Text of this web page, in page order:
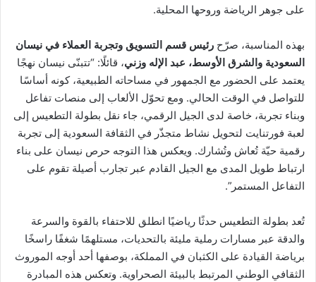
على جوهر الرياضة وروحها المحلية.
بهذه المناسبة، صرّح رئيس قسم التسويق وتجربة العملاء في نيسان
السعودية والشرق الأوسط، عبد الإله وزني، قائلًا: “تتبنّى نيسان نهجًا
يعتمد على الحضور مع الجمهور في مساحاته الطبيعية، كونه أساسًا
للتواصل في الوقت الحالي. ومع تحوّل الألعاب إلى منصات تفاعل
وبناء تجربة، خاصة لدى الجيل الرقمي، جاء نقل بطولة التطعيس إلى
لعبة فورتنايت لتحويل نشاط متجذّر في الثقافة السعودية إلى تجربة
رقمية حيّة تُعاش وتُشارك. ويعكس هذا التوجه حرص نيسان على بناء
ارتباط طويل المدى مع الجيل القادم عبر تجارب أصيلة تقوم على
التفاعل المستمر”.
تُعد بطولة التطعيس حدثًا رياضيًا انطلق للاحتفاء بالقوة والسرعة
والدقة عبر مسارات رملية مليئة بالتحديات، مستلهمًا شغفًا راسخًا
برياضة القيادة على الكثبان في المملكة، بوصفها أحد أوجه الموروث
الثقافي الوطني المرتبط بالبيئة الصحراوية. وتعكس هذه المبادرة